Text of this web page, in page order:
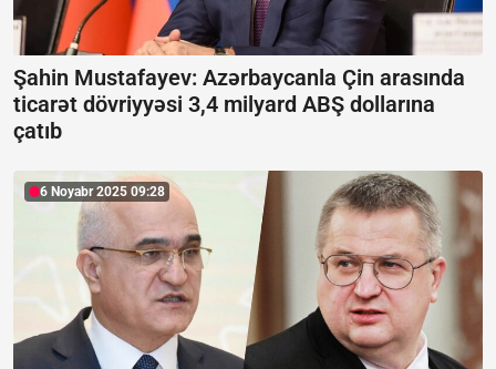
Şahin Mustafayev: Azərbaycanla Çin arasında
ticarət dövriyyəsi 3,4 milyard ABŞ dollarına
çatıb
6 Noyabr 2025 09:28